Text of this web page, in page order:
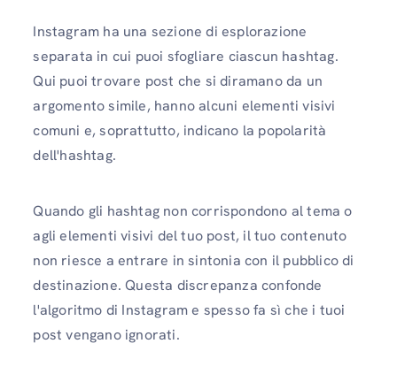
Instagram ha una sezione di esplorazione
separata in cui puoi sfogliare ciascun hashtag.
Qui puoi trovare post che si diramano da un
argomento simile, hanno alcuni elementi visivi
comuni e, soprattutto, indicano la popolarità
dell'hashtag.
Quando gli hashtag non corrispondono al tema o
agli elementi visivi del tuo post, il tuo contenuto
non riesce a entrare in sintonia con il pubblico di
destinazione. Questa discrepanza confonde
l'algoritmo di Instagram e spesso fa sì che i tuoi
post vengano ignorati.